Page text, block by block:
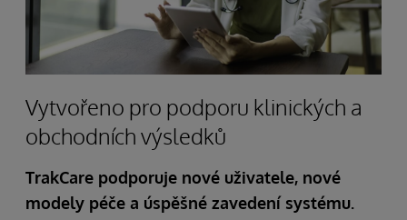
Vytvořeno pro podporu klinických a
obchodních výsledků
TrakCare podporuje nové uživatele, nové
modely péče a úspěšné zavedení systému.